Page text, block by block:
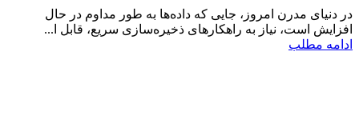
در دنیای مدرن امروز، جایی که داده‌ها به طور مداوم در حال
افزایش است، نیاز به راهکارهای ذخیره‌سازی سریع، قابل ا...
ادامه مطلب